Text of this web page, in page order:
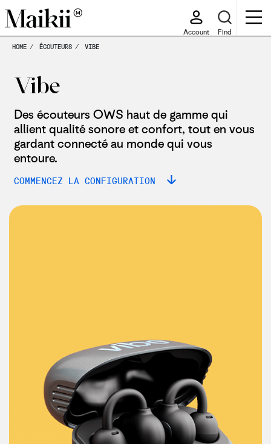
Account Find
HOME ÉCOUTEURS VIBE
Vibe
Des écouteurs OWS haut de gamme qui
allient qualité sonore et confort, tout en vous
gardant connecté au monde qui vous
entoure.
COMMENCEZ LA CONFIGURATION